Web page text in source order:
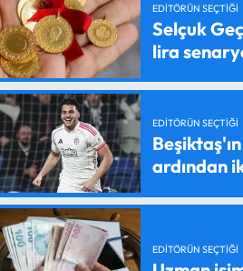
EDITÖRÜN SEÇTIĞI
Selçuk
lira
EDITÖRÜN SEÇTIĞI
ardından
EDITÖRÜN SEÇTIĞI